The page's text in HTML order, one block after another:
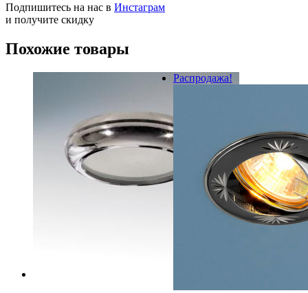
Подпишитесь на нас в Инстаграм
и получите скидку
Похожие товары
Распродажа!